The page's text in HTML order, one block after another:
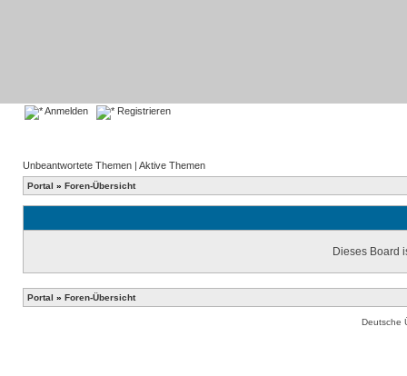
Anmelden Registrieren
Unbeantwortete Themen | Aktive Themen
Portal » Foren-Übersicht
Dieses Board
Portal » Foren-Übersicht
Deutsche